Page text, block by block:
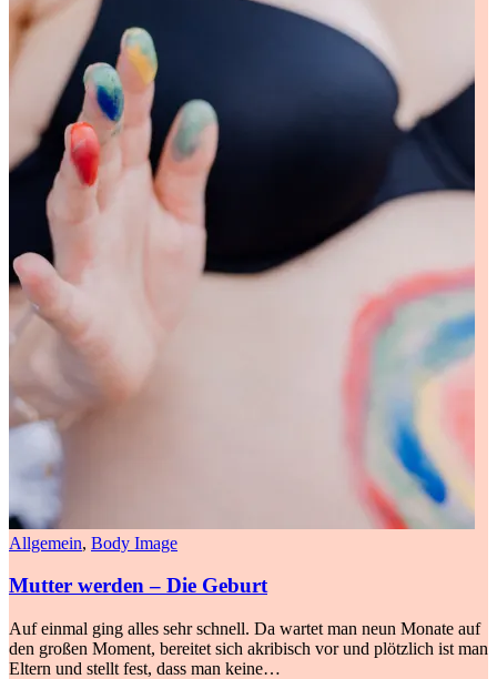
Allgemein, Body Image
Mutter werden – Die Geburt
Auf einmal ging alles sehr schnell. Da wartet man neun Monate auf
den großen Moment, bereitet sich akribisch vor und plötzlich ist man
Eltern und stellt fest, dass man keine…